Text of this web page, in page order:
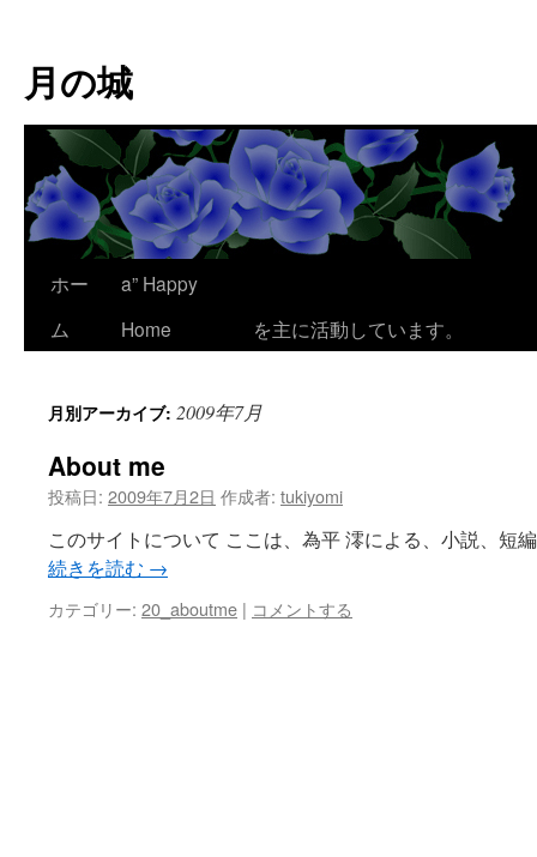
ン
キ
ッ
プ
月の城
ホー
ム
a” Happy
Home
を主に活動しています。
月別アーカイブ: 2009年7月
About me
投稿日: 2009年7月2日 作成者: tukiyomi
このサイトについて ここは、為平 澪による、小説、短
続きを読む →
カテゴリー: 20_aboutme | コメントする